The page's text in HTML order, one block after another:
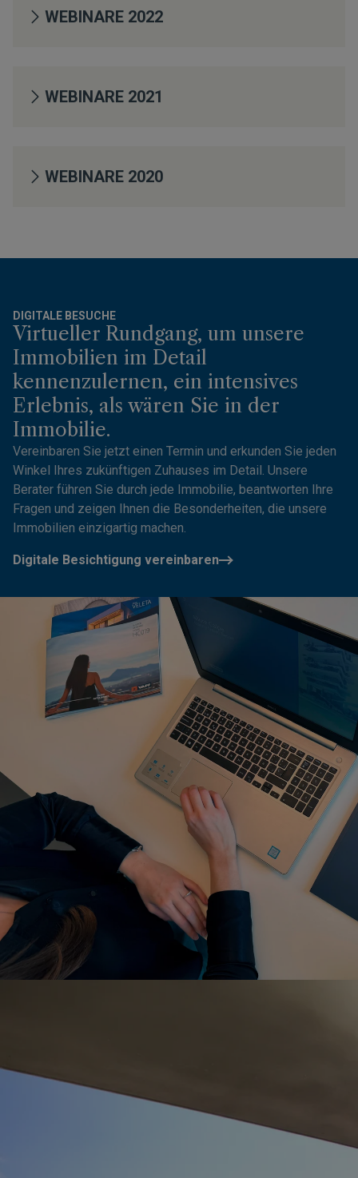
WEBINARE 2022
WEBINARE 2021
WEBINARE 2020
DIGITALE BESUCHE
Virtueller Rundgang, um unsere
Immobilien im Detail
kennenzulernen, ein intensives
Erlebnis, als wären Sie in der
Immobilie.
Vereinbaren Sie jetzt einen Termin und erkunden Sie jeden
Winkel Ihres zukünftigen Zuhauses im Detail. Unsere
Berater führen Sie durch jede Immobilie, beantworten Ihre
Fragen und zeigen Ihnen die Besonderheiten, die unsere
Immobilien einzigartig machen.
Digitale Besichtigung vereinbaren